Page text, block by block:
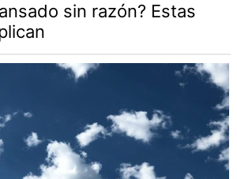
sin razón? Estas